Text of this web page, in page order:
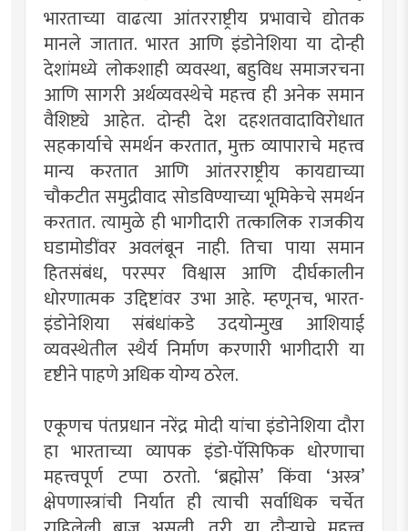
भारताच्या वाढत्या आंतरराष्ट्रीय प्रभावाचे द्योतक
मानले जातात. भारत आणि इंडोनेशिया या दोन्ही
देशांमध्ये लोकशाही व्यवस्था, बहुविध समाजरचना
आणि सागरी अर्थव्यवस्थेचे महत्त्व ही अनेक समान
वैशिष्ट्ये आहेत. दोन्ही देश दहशतवादाविरोधात
सहकार्याचे समर्थन करतात, मुक्त व्यापाराचे महत्त्व
मान्य करतात आणि आंतरराष्ट्रीय कायद्याच्या
चौकटीत समुद्रीवाद सोडविण्याच्या भूमिकेचे समर्थन
करतात. त्यामुळे ही भागीदारी तत्कालिक राजकीय
घडामोडींवर अवलंबून नाही. तिचा पाया समान
हितसंबंध, परस्पर विश्वास आणि दीर्घकालीन
धोरणात्मक उद्दिष्टांवर उभा आहे. म्हणूनच, भारत-
इंडोनेशिया संबंधांकडे उदयोन्मुख आशियाई
व्यवस्थेतील स्थैर्य निर्माण करणारी भागीदारी या
दृष्टीने पाहणे अधिक योग्य ठरेल.
एकूणच पंतप्रधान नरेंद्र मोदी यांचा इंडोनेशिया दौरा
हा भारताच्या व्यापक इंडो-पॅसिफिक धोरणाचा
महत्त्वपूर्ण टप्पा ठरतो. ‘ब्रह्मोस’ किंवा ‘अस्त्र’
क्षेपणास्त्रांची निर्यात ही त्याची सर्वाधिक चर्चेत